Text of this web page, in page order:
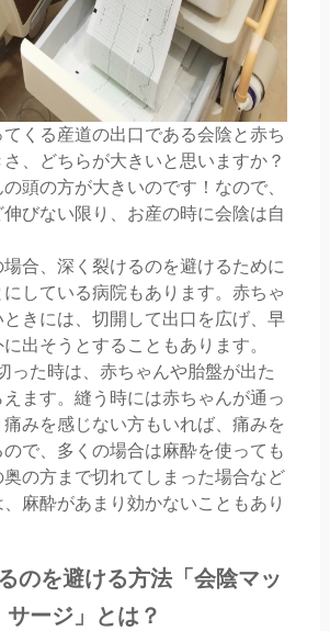
くる産道の出口である会陰と赤ち
、どちらが大きいと思いますか？
頭の方が大きいのです！なので、
びない限り、お産の時に会陰は自
合、深く裂けるのを避けるために
している病院もあります。赤ちゃ
きには、切開して出口を広げ、早
出そうとすることもあります。
った時は、赤ちゃんや胎盤が出た
ます。縫う時には赤ちゃんが通っ
みを感じない方もいれば、痛みを
で、多くの場合は麻酔を使っても
の方まで切れてしまった場合など
麻酔があまり効かないこともあり
のを避ける方法「会陰マッ
サージ」とは？